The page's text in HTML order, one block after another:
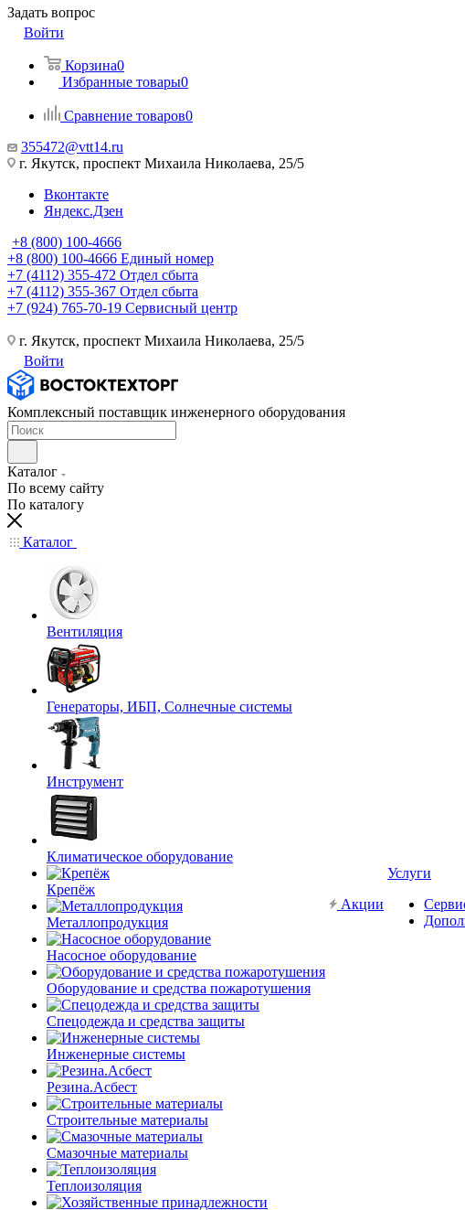
Задать вопрос
Войти
Корзина0
Избранные товары0
Сравнение товаров0
355472@vtt14.ru
г. Якутск, проспект Михаила Николаева, 25/5
Вконтакте
Яндекс.Дзен
+8 (800) 100-4666
+8 (800) 100-4666 Единый номер
+7 (4112) 355-472 Отдел сбыта
+7 (4112) 355-367 Отдел сбыта
+7 (924) 765-70-19 Сервисный центр
г. Якутск, проспект Михаила Николаева, 25/5
Войти
Комплексный поставщик инженерного оборудования
Каталог
По всему сайту
По каталогу
Каталог
Вентиляция
Генераторы, ИБП, Солнечные системы
Инструмент
Климатическое оборудование
Крепёж
Металлопродукция
Насосное оборудование
Оборудование и средства пожаротушения
Спецодежда и средства защиты
Инженерные системы
Резина.Асбест
Строительные материалы
Смазочные материалы
Теплоизоляция
Акции
Услуги